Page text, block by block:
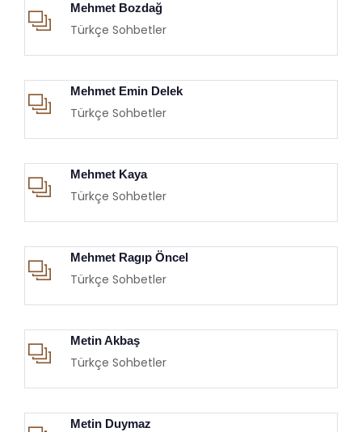
Mehmet Bozdağ
Türkçe Sohbetler
Mehmet Emin Delek
Türkçe Sohbetler
Mehmet Kaya
Türkçe Sohbetler
Mehmet Ragıp Öncel
Türkçe Sohbetler
Metin Akbaş
Türkçe Sohbetler
Metin Duymaz